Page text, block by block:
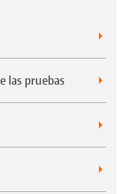
las pruebas